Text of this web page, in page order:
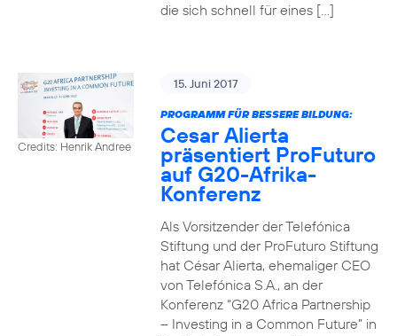
die sich schnell für eines […]
Credits: Henrik Andree
15. Juni 2017
PROGRAMM FÜR BESSERE BILDUNG:
Cesar Alierta
präsentiert ProFuturo
auf G20-Afrika-
Konferenz
Als Vorsitzender der Telefónica
Stiftung und der ProFuturo Stiftung
hat César Alierta, ehemaliger CEO
von Telefónica S.A., an der
Konferenz “G20 Africa Partnership
– Investing in a Common Future” in